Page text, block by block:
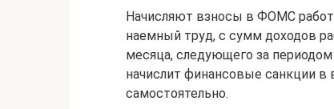
Начисляют взносы в ФОМС
наемный труд, с сумм доходов
месяца, следующего за
начислит финансовые санкции в
самостоятельно.